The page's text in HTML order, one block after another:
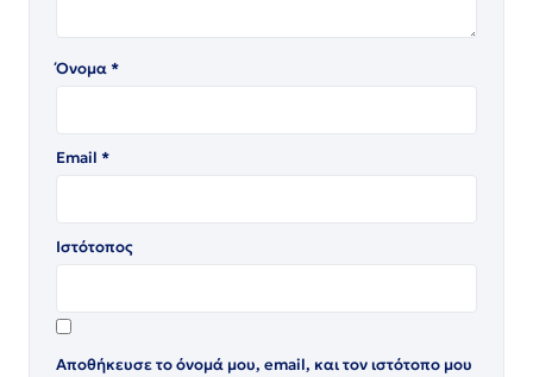
Όνομα*
Email *
Ιστότοπος
Αποθήκευσε το όνομά μου, email, και τον ιστότοπο μου